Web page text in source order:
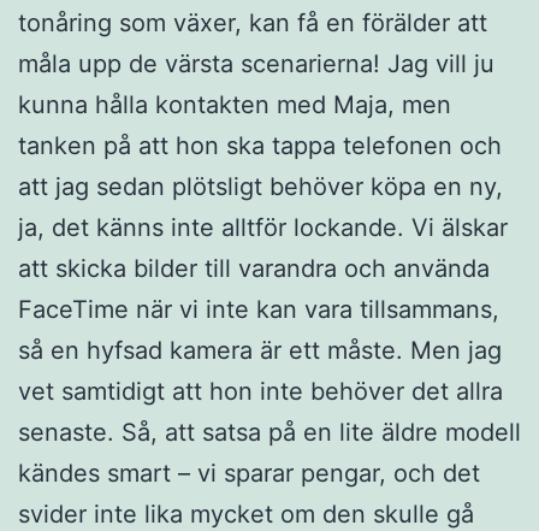
tonåring som växer, kan få en förälder att
måla upp de värsta scenarierna! Jag vill ju
kunna hålla kontakten med Maja, men
tanken på att hon ska tappa telefonen och
att jag sedan plötsligt behöver köpa en ny,
ja, det känns inte alltför lockande. Vi älskar
att skicka bilder till varandra och använda
FaceTime när vi inte kan vara tillsammans,
så en hyfsad kamera är ett måste. Men jag
vet samtidigt att hon inte behöver det allra
senaste. Så, att satsa på en lite äldre modell
kändes smart – vi sparar pengar, och det
svider inte lika mycket om den skulle gå